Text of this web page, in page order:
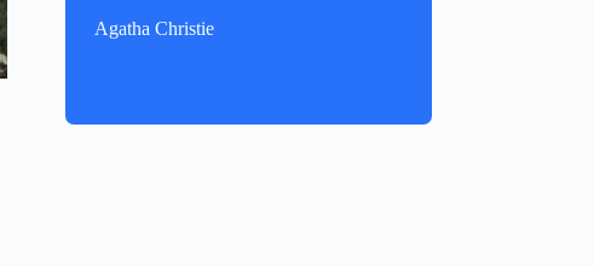
Agatha Christie